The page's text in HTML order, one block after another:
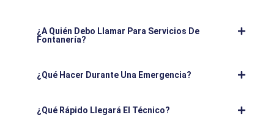
¿A Quién Debo Llamar Para Servicios De
Fontanería?
¿Qué Hacer Durante Una Emergencia?
¿Qué Rápido Llegará El Técnico?